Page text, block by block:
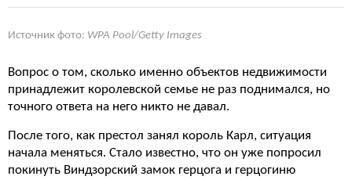
Источник фото: WPA Pool/Getty Images
Вопрос о том, сколько именно объектов недвижимости
принадлежит королевской семье не раз поднимался, но
точного ответа на него никто не давал.
После того, как престол занял король Карл, ситуация
начала меняться. Стало известно, что он уже попросил
покинуть Виндзорский замок герцога и герцогиню